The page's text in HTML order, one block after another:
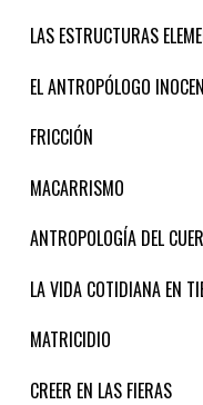
LAS ESTRUCTURAS
EL ANTROPÓLOGO
FRICCIÓN
MACARRISMO
ANTROPOLOGÍA DEL
LA VIDA COTIDIANA EN
MATRICIDIO
CREER EN LAS FIERAS